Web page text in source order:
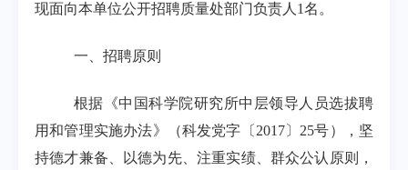
现面向本单位公开招聘质量处部门负责人 1名。
一、招聘原则
根据《中国科学院研究所中层领导人员选拔聘
用和管理实施办法》（科发党字〔 2017〕 25号），坚
持德才兼备、以德为先、注重实绩、群众公认原则，